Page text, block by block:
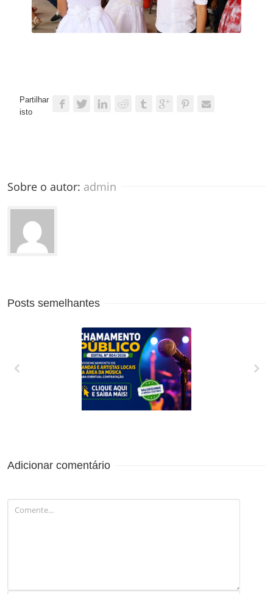
Partilhar
isto
Sobre o autor: admin
Posts semelhantes
CREDENCIAMENTO
Adicionar comentário